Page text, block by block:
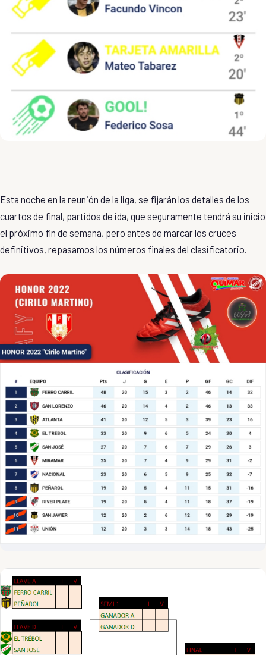
Esta noche en la reunión de la liga, se fijarán los detalles de los
cuartos de final, partidos de ida, que seguramente tendrá su inicio
el próximo fin de semana, pero antes de marcar los cruces
definitivos, repasamos los números finales del clasificatorio.